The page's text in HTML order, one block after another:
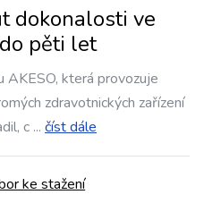
dokonalosti ve
pěti let
AKESO, která provozuje
zdravotnických zařízení
c ... číst dále
ke stažení